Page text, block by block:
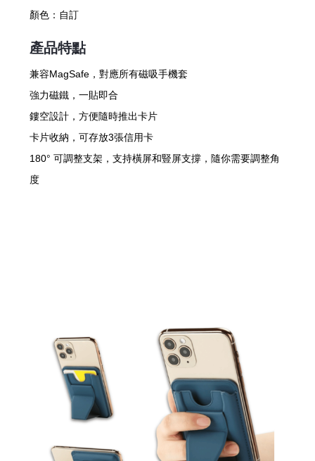
顏色： 自訂
產品特點
兼容MagSafe，對應所有磁吸手機套
強力磁鐵，一貼即合
鏤空設計，方便隨時推出卡片
卡片收納，可存放3張信用卡
180° 可調整支架，支持橫屏和豎屏支撐，隨你需要調整角
度